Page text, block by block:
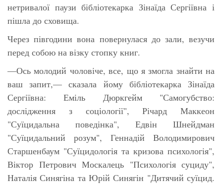
нетривалої паузи бібліотекарка Зінаїда Сергіївна і
пішла до сховища.
Через півгодини вона повернулася до зали, везучи
перед собою на візку стопку книг.
—Ось молодий чоловіче, все, що я змогла знайти на
ваш запит,— сказала йому бібліотекарка Зінаїда
Сергіївна: Еміль Дюркгейм "Самогубство:
дослідження з соціології", Річард Маккеон
"Суїцидальна поведінка", Едвін Шнейдман
"Суїцидальний розум", Геннадій Володимирович
Старшенбаум "Суїцидологія та кризова психологія",
Віктор Петрович Москалець "Психологія суциду",
Наталія Синягіна та Юрій Синягін "Дитячий суїцид.